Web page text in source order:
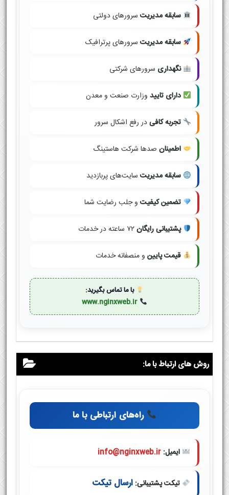
سابقه مدیریت سرورهای دولتی
سابقه مدیریت سرورهای پرترافیک
نگهداری سرورهای شرکتی
دارای تایید وزارت صنعت و معدن
تجربه کافیدر رفع اشکال سرور
اطمینان صدها شرکت هاستینگ
سابقه مدیریت سایت‌های پربازدید
تضمین کیفیت و جلب رضایت شما
پشتیبانی رایگان۷۲ ساعته در خدمات
قیمت پایین و منصفانه خدمات
با ما تماس بگیرید:
www.nginxweb.ir
روش های ارتباط با ما:
راه‌های ارتباطی با ما
ایمیل: info@nginxweb.ir
تیکت پشتیبانی: ارسال تیکت